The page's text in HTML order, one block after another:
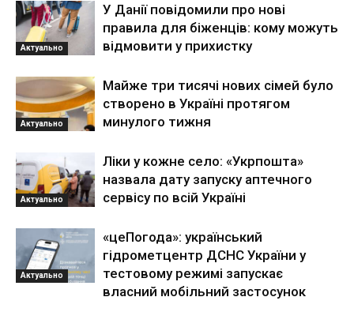
Актуально
У Данії повідомили про нові
правила для біженців: кому можуть
відмовити у прихистку
Актуально
Майже три тисячі нових сімей було
створено в Україні протягом
минулого тижня
Актуально
Ліки у кожне село: «Укрпошта»
назвала дату запуску аптечного
сервісу по всій Україні
Актуально
«цеПогода»: український
гідрометцентр ДСНС України у
тестовому режимі запускає
власний мобільний застосунок